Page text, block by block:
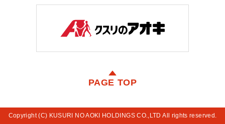
PAGE TOP
Copyright (C) KUSURI NO AOKI HOLDINGS CO.,LTD All rights reserved.